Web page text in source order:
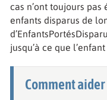
cas n’ont toujours
enfants disparus de
jusqu’à ce que
Comment aider